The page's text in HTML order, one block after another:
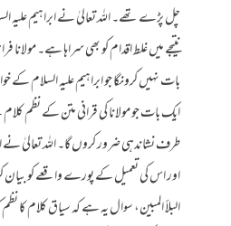
چل پڑے تھے۔ اللہ تعالیٰ نے ابراہیم علیہ
نتیجے میں غلط اقدام کو بھی سراہا ہے۔ مولانا
بات نہیں کرونگا جو ابراہیم علیہ السلام
ایک بات جو مولانا کی قرانی متن کے نظم
طرف نشاندہی ضرور کروں گا۔ اللہ تعالیٰ نے
اور اس کی تعمیل کے پورے واقعے کو بیان
البلأ المبین، سوال یہ ہے کہ سیاق کلام کا نظم